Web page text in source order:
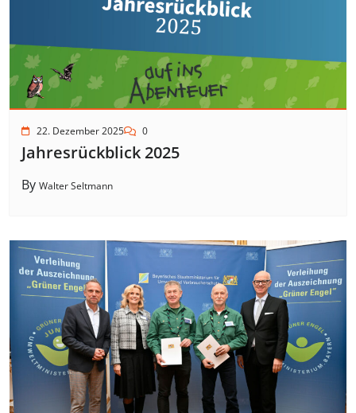
22. Dezember 2025 0
Jahresrückblick 2025
By Walter Seltmann